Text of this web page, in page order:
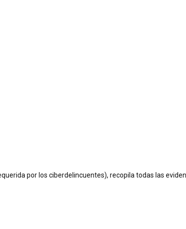
por los ciberdelincuentes), recopila todas las